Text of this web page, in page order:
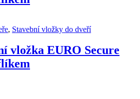
, Stavební vložky do dveří
vložka EURO Secure